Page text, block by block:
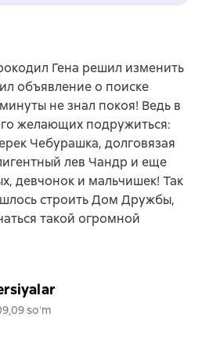
Гена решил изменить
объявление о поиске
не знал покоя! Ведь в
желающих подружиться:
Чебурашка, долговязая
лев Чандр и еще
девчонок и мальчишек! Так
строить Дом Дружбы,
такой огромной
soʻm